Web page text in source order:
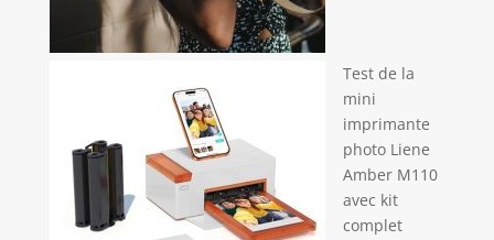
Test de la
mini
imprimante
photo Liene
Amber M110
avec kit
complet